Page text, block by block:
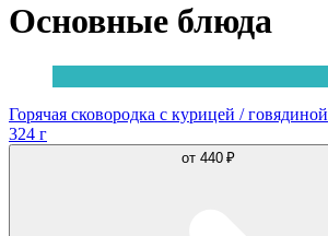
Основные блюда
Горячая сковородка с курицей / говядиной
324 г
от 440 ₽